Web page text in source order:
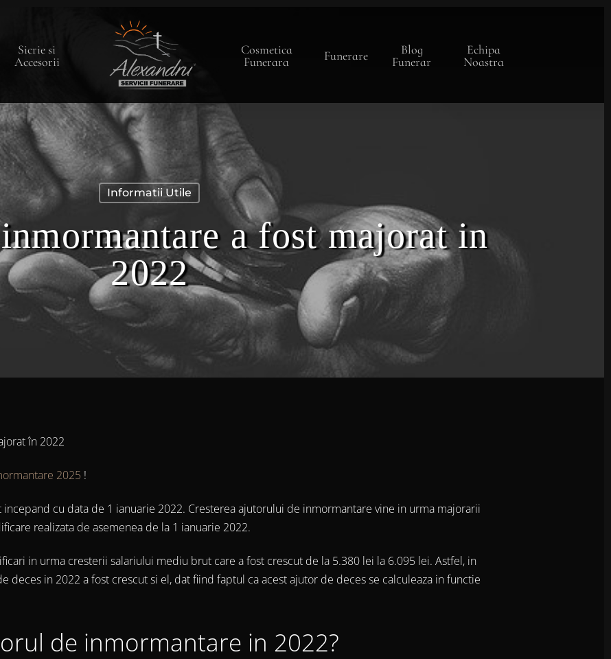
Sicrie si
Accesorii
Cosmetica
Funerara
Funerare
Blog
Funerar
Echipa
Noastra
Informatii Utile
a fost majorat in
2022
în 2022
2025 !
cu data de 1 ianuarie 2022. Cresterea ajutorului de inmormantare vine in urma majorarii
realizata de asemenea de la 1 ianuarie 2022.
in urma cresterii salariului mediu brut care a fost crescut de la 5.380 lei la 6.095 lei. Astfel, in
deces in 2022 a fost crescut si el, dat fiind faptul ca acest ajutor de deces se calculeaza in functie
de inmormantare in 2022?